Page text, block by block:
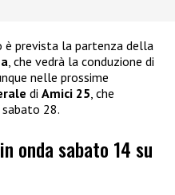
prevista la partenza della
, che vedrà la conduzione di
nelle prossime
di Amici 25 , che
28.
onda sabato 14 su